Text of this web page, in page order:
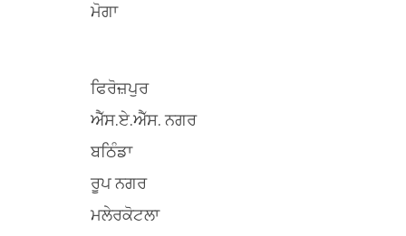
ਮੋਗਾ
ਫਿਰੋਜ਼ਪੁਰ
ਐੱਸ.ਏ.ਐੱਸ. ਨਗਰ
ਬਠਿੰਡਾ
ਰੂਪ ਨਗਰ
ਮਲੇਰਕੋਟਲਾ